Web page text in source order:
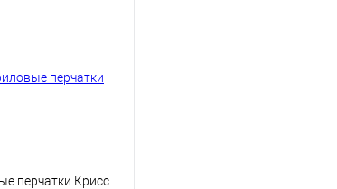
В наличии
перчатки Крисс